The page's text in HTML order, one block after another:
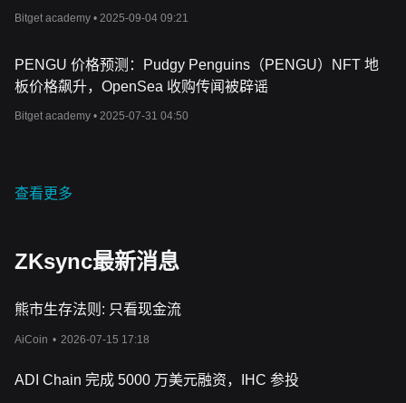
动，有助于确定在2024年zkSync
投入一种资产，不如考虑将投资分散到不同加密货币和传统资产
中。这种方法有助于减少潜在的损失，并提供一个更加平衡的投资
组合。投资者需始终保持信息灵通，随时准备根据市场变化调整投
资策略，确保投资组合保持稳健，为未来做好充分准备。
zkSync
Bitget academy • 2025-09-04 09:21
PENGU 价格预测：Pudgy Penguins（PENGU）NFT 地
板价格飙升，OpenSea 收购传闻被辟谣
Bitget academy • 2025-07-31 04:50
查看更多
ZKsync最新消息
熊市生存法则: 只看现金流
AiCoin • 2026-07-15 17:18
ADI Chain 完成 5000 万美元融资，IHC 参投